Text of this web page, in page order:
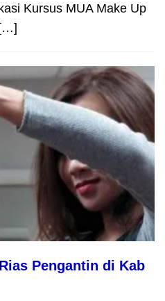
Kursus MUA Make Up
[…]
Pengantin di Kab